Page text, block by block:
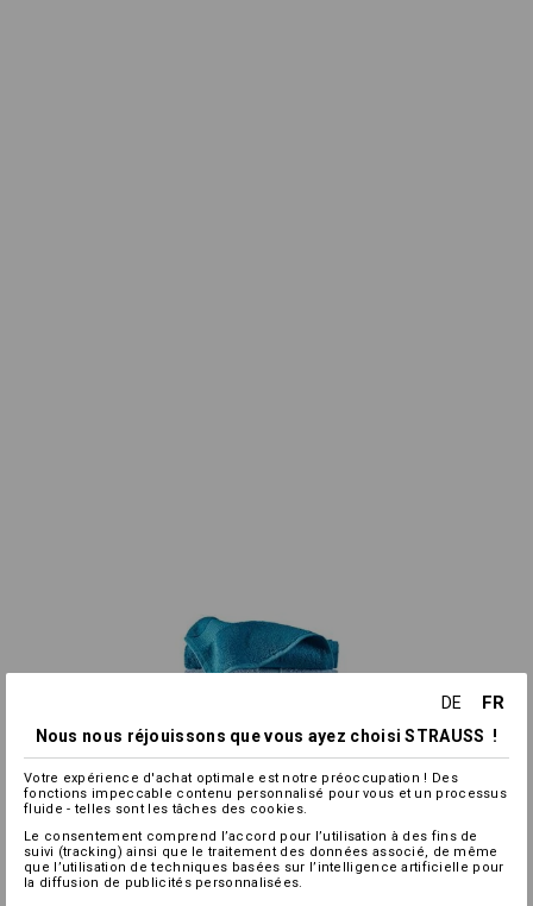
DE FR
Nous nous réjouissons que vous ayez choisi STRAUSS !
Votre expérience d'achat optimale est notre préoccupation ! Des
fonctions impeccable contenu personnalisé pour vous et un processus
fluide - telles sont les tâches des cookies.
Le consentement comprend l’accord pour l’utilisation à des fins de
suivi (tracking) ainsi que le traitement des données associé, de même
que l’utilisation de techniques basées sur l’intelligence artificielle pour
la diffusion de publicités personnalisées.